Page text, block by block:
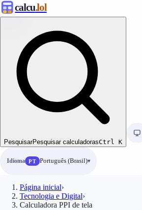
calcu.lol
PesquisarPesquisar calculadorasCtrl K
Idioma PT Português (Brasil)
Página inicial›
Tecnologia e Digital›
Calculadora PPI de tela